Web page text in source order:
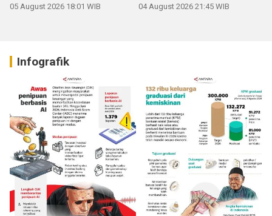
05 August 2026 18:01 WIB 04 August 2026 21:45 WIB
Infografik